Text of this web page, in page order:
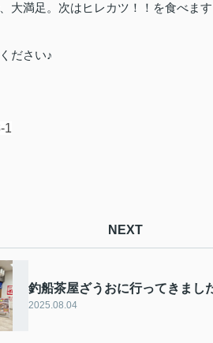
大満足。次はヒレカツ ！！を食べます
ださい♪
1
NEXT
釣船茶屋ざうおに行ってきまし
2025.08.04